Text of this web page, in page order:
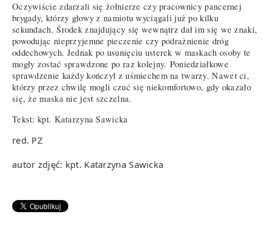
Oczywiście zdarzali się żołnierze czy pracownicy pancernej
brygady, którzy głowy z namiotu wyciągali już po kilku
sekundach. Środek znajdujący się wewnątrz dał im się we znaki,
powodując nieprzyjemne pieczenie czy podrażnienie dróg
oddechowych. Jednak po usunięciu usterek w maskach osoby te
mogły zostać sprawdzone po raz kolejny. Poniedziałkowe
sprawdzenie każdy kończył z uśmiechem na twarzy. Nawet ci,
którzy przez chwilę mogli czuć się niekomfortowo, gdy okazało
się, że maska nie jest szczelna.
Tekst: kpt. Katarzyna Sawicka
red. PZ
autor zdjęć: kpt. Katarzyna Sawicka